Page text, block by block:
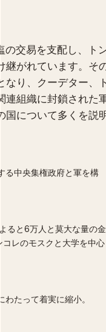
の交易を支配し、ト
継がれています。そ
なり、クーデター、
連組織に封鎖された
国について多くを説
る中央集権政府と軍を構
ると6万人と莫大な量の金
レのモスクと大学を中心
たって着実に縮小。